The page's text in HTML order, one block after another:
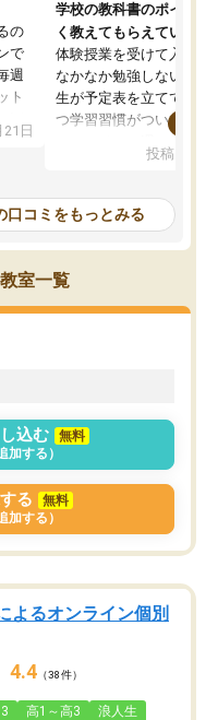
の
で
週
ト
し
気
上の
験ま
な
日
学校の教科書のポイント
く教えてもらえている
体験授業を受けて入塾し
なかなか勉強しない息子
生が予定表を立ててくれ
つ学習習慣がついてきま
指導が無い日も予定表
問できるのでとても助か
投稿日：
口コミをもっとみる
室一覧
込む
無料
加する）
る
無料
加する）
よるオンライン個別
4.4 （38件）
高1～高3 浪人生